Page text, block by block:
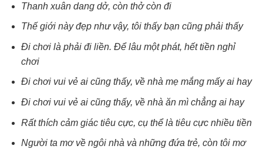
Thanh xuân dang dở, còn thở còn đi
Thế giới này đẹp như vậy, tôi thấy bạn cũng phải thấy
Đi chơi là phải đi liền. Để lâu một phát, hết tiền nghỉ
chơi
Đi chơi vui vẻ ai cũng thấy, về nhà mẹ mắng mấy ai hay
Đi chơi vui vẻ ai cũng thấy, về nhà ăn mì chẳng ai hay
Rất thích cảm giác tiêu cực, cụ thể là tiêu cực nhiều tiền
Người ta mơ về ngôi nhà và những đứa trẻ, còn tôi mơ